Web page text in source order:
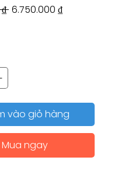
₫ Giá
6.750.000 ₫Giá
vào giỏ hàng
Mua ngay